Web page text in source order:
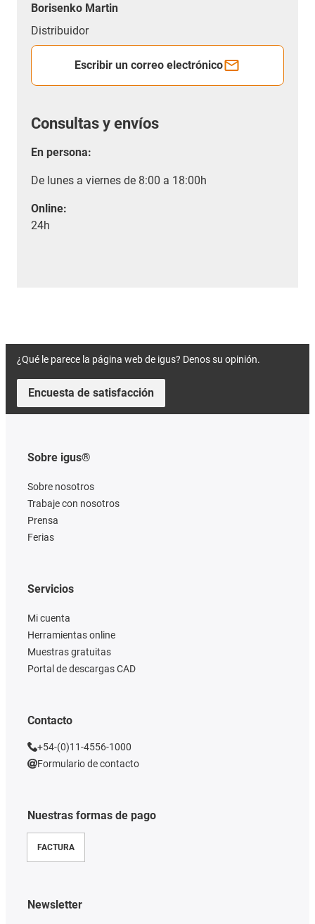
Borisenko Martin
Distribuidor
Escribir un correo electrónico
Consultas y envíos
En persona:
De lunes a viernes de 8:00 a 18:00h
Online:
24h
¿Qué le parece la página web de igus? Denos su opinión.
Encuesta de satisfacción
Sobre igus®
Sobre nosotros
Trabaje con nosotros
Prensa
Ferias
Nuestras formas de pago
FACTURA
Servicios
Mi cuenta
Herramientas online
Muestras gratuitas
Portal de descargas CAD
Contacto
+54-(0)11-4556-1000
Formulario de contacto
Newsletter